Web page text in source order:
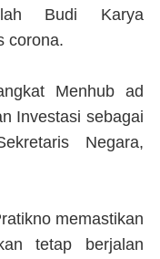
Budi Karya
corona.
Menhub ad
Investasi sebagai
Negara,
memastikan
tetap berjalan